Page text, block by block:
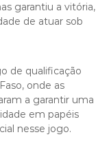
garantiu a vitória,
de atuar sob
de qualificação
onde as
a garantir uma
em papéis
nesse jogo.